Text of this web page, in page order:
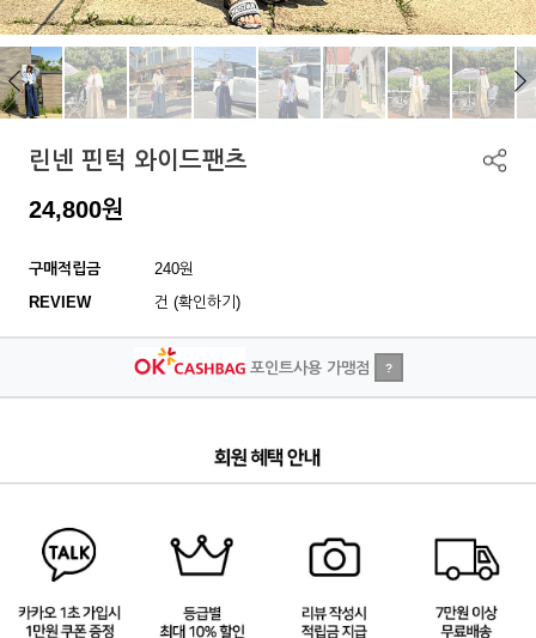
린넨 핀턱 와이드팬츠
24,800원
구매적립금
240원
REVIEW
건 (확인하기)
포인트사용 가맹점 ?